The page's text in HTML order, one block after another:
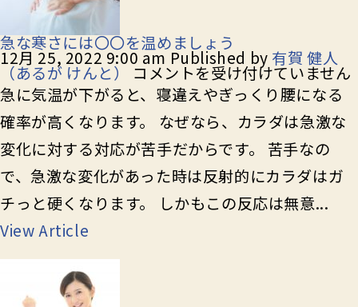
急な寒さには〇〇を温めましょう
12月 25, 2022 9:00 am Published by 有賀 健人
（あるが けんと） 急
な
寒
さ
に
は
〇
〇
を
温
コメントを受け付けていません
急に気温が下がると、寝違えやぎっくり腰になる
確率が高くなります。 なぜなら、カラダは急激な
変化に対する対応が苦手だからです。 苦手なの
で、急激な変化があった時は反射的にカラダはガ
チっと硬くなります。 しかもこの反応は無意...
View Article